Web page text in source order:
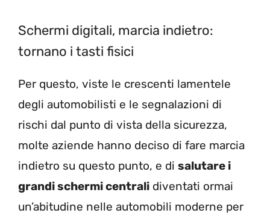
Schermi digitali, marcia indietro:
tornano i tasti fisici
Per questo, viste le crescenti lamentele
degli automobilisti e le segnalazioni di
rischi dal punto di vista della sicurezza,
molte aziende hanno deciso di fare marcia
indietro su questo punto, e di salutare i
grandi schermi centrali diventati ormai
un’abitudine nelle automobili moderne per